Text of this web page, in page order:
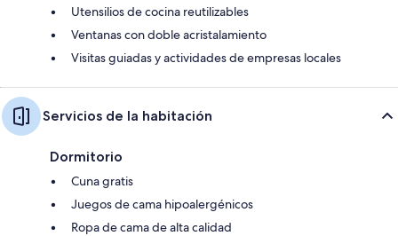
Utensilios de cocina reutilizables
Ventanas con doble acristalamiento
Visitas guiadas y actividades de empresas locales
Servicios de la habitación
Dormitorio
Cuna gratis
Juegos de cama hipoalergénicos
Ropa de cama de alta calidad